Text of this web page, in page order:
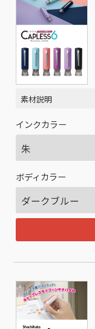
素材説明
インクカラー
ボディカラー